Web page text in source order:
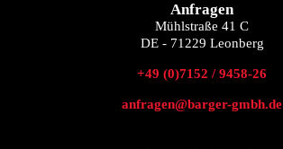
Anfragen
Mühlstraße 41 C
DE - 71229 Leonberg
+49 (0)7152 / 9458-26
anfragen@barger-gmbh.de